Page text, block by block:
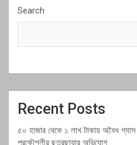
Search
Recent Posts
৫০ হাজার থেকে ১ লাখ টাকায় অবৈধ
প্রকৌশলীর ছত্রছায়ার অভিযোগ